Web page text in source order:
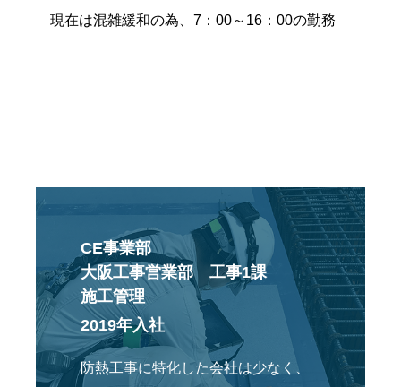
現在は混雑緩和の為、7：00～16：00の勤務
CE事業部
大阪工事営業部 工事1課
施工管理
2019年入社
防熱工事に特化した会社は少なく、